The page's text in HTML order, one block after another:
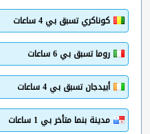
كوناكري تسبق بي 4 ساعات
روما تسبق بي 6 ساعات
أبيدجان تسبق بي 4 ساعات
مدينة بنما متأخر بي 1 ساعات